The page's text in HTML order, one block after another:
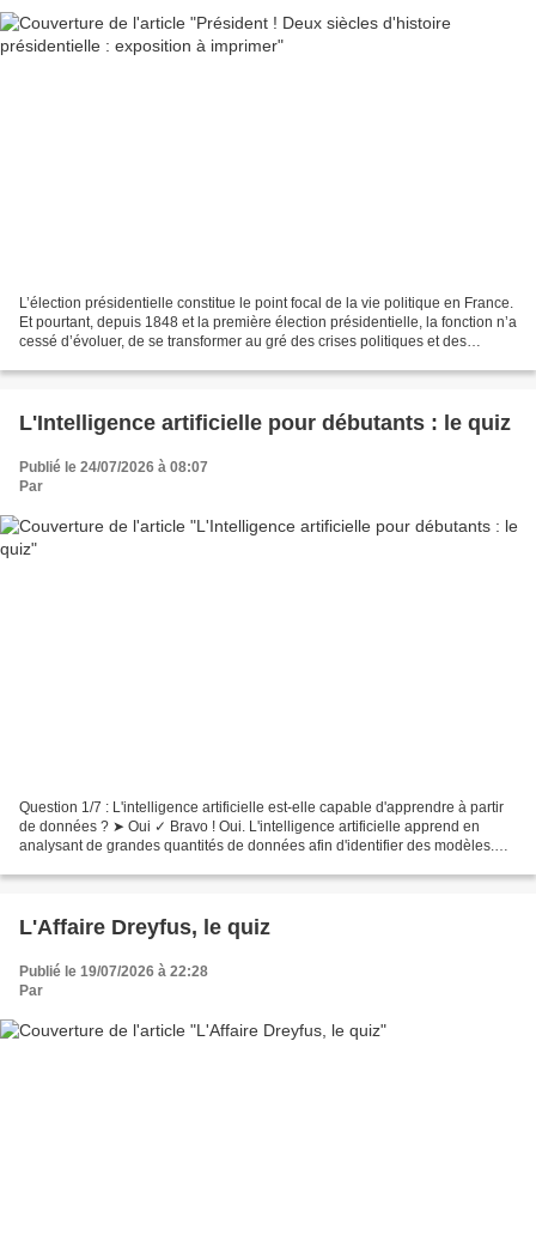
L’élection présidentielle constitue le point focal de la vie politique en France.
Et pourtant, depuis 1848 et la première élection présidentielle, la fonction n’a
cessé d’évoluer, de se transformer au gré des crises politiques et des
L'Intelligence artificielle pour débutants : le quiz
Publié le 24/07/2026 à 08:07
Par
Question 1/7 : L'intelligence artificielle est-elle capable d'apprendre à partir
de données ? ➤ Oui ✓ Bravo ! Oui. L'intelligence artificielle apprend en
analysant de grandes quantités de données afin d'identifier des modèles.
L'Affaire Dreyfus, le quiz
Publié le 19/07/2026 à 22:28
Par